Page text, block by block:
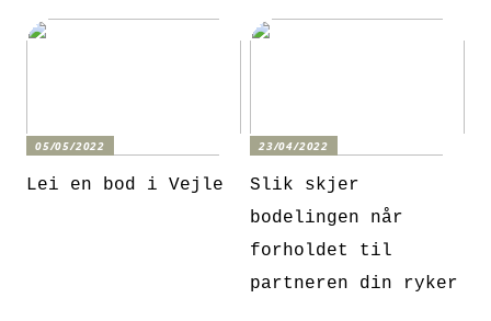
05/05/2022
Lei en bod i Vejle
23/04/2022
Slik skjer
bodelingen når
forholdet til
partneren din ryker